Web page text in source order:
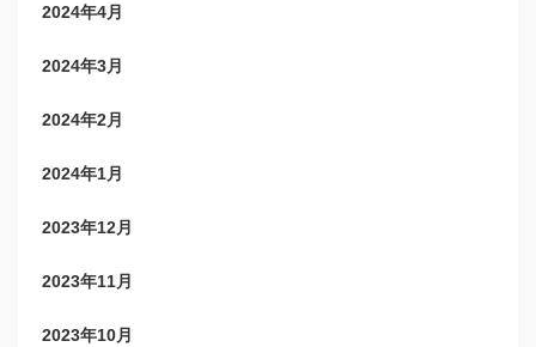
2024年4月
2024年3月
2024年2月
2024年1月
2023年12月
2023年11月
2023年10月